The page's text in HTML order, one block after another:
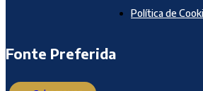
Política de
Fonte Preferida